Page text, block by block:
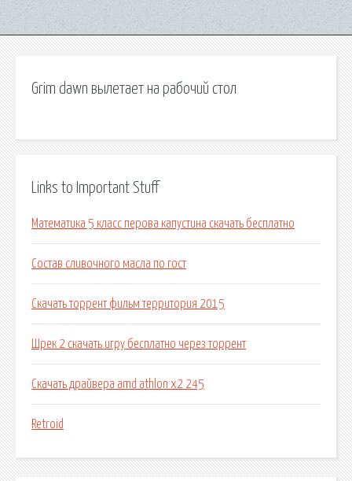
Grim dawn вылетает на рабочий стол
Links to Important Stuff
Математика 5 класс перова капустина скачать бесплатно
Состав сливочного масла по гост
Скачать торрент фильм территория 2015
Шрек 2 скачать игру бесплатно через торрент
Скачать драйвера amd athlon x2 245
Retroid